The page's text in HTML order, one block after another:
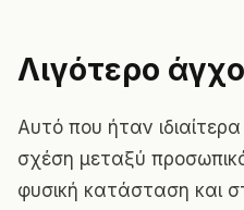
Λιγότερο
Αυτό που ήταν
σχέση μεταξύ
φυσική κατάσταση και